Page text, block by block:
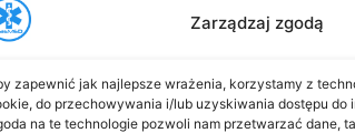
Zarządzaj zgodą
zapewnić jak najlepsze wrażenia, korzystamy z
do przechowywania i/lub uzyskiwania dostępu do
na te technologie pozwoli nam przetwarzać dane,
udostępnił Właścicielowi
lub usunięcia.